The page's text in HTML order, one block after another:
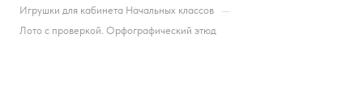
Игрушки для кабинета Начальных классов —
Лото с проверкой. Орфографический этюд